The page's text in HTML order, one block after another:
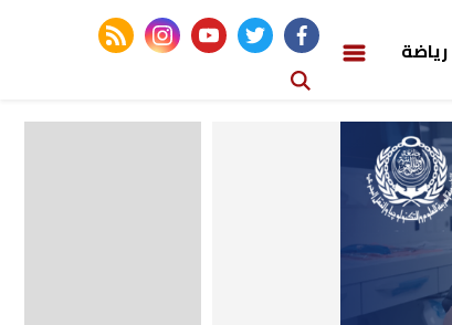
رياضة
facebook
twitter
youtube
instagram
rss feed